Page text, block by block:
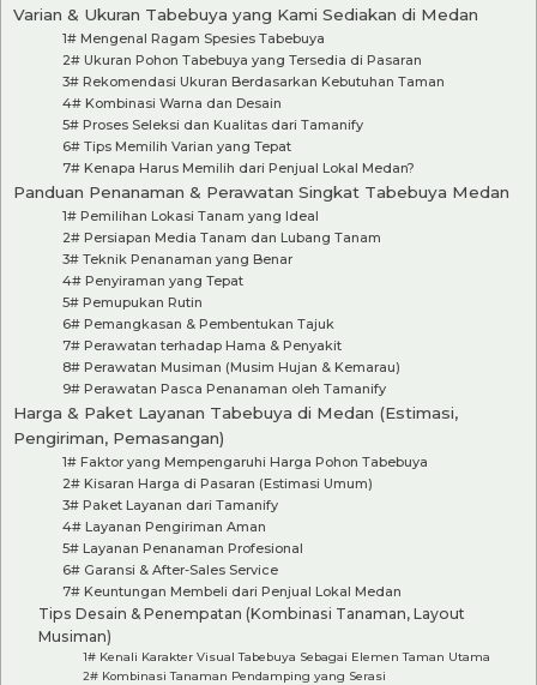
Varian & Ukuran Tabebuya yang Kami Sediakan di Medan
1# Mengenal Ragam Spesies Tabebuya
2# Ukuran Pohon Tabebuya yang Tersedia di Pasaran
3# Rekomendasi Ukuran Berdasarkan Kebutuhan Taman
4# Kombinasi Warna dan Desain
5# Proses Seleksi dan Kualitas dari Tamanify
6# Tips Memilih Varian yang Tepat
7# Kenapa Harus Memilih dari Penjual Lokal Medan?
Panduan Penanaman & Perawatan Singkat Tabebuya Medan
1# Pemilihan Lokasi Tanam yang Ideal
2# Persiapan Media Tanam dan Lubang Tanam
3# Teknik Penanaman yang Benar
4# Penyiraman yang Tepat
5# Pemupukan Rutin
6# Pemangkasan & Pembentukan Tajuk
7# Perawatan terhadap Hama & Penyakit
8# Perawatan Musiman (Musim Hujan & Kemarau)
9# Perawatan Pasca Penanaman oleh Tamanify
Harga & Paket Layanan Tabebuya di Medan (Estimasi,
Pengiriman, Pemasangan)
1# Faktor yang Mempengaruhi Harga Pohon Tabebuya
2# Kisaran Harga di Pasaran (Estimasi Umum)
3# Paket Layanan dari Tamanify
4# Layanan Pengiriman Aman
5# Layanan Penanaman Profesional
6# Garansi & After-Sales Service
7# Keuntungan Membeli dari Penjual Lokal Medan
Tips Desain & Penempatan (Kombinasi Tanaman, Layout
Musiman)
1# Kenali Karakter Visual Tabebuya Sebagai Elemen Taman Utama
2# Kombinasi Tanaman Pendamping yang Serasi